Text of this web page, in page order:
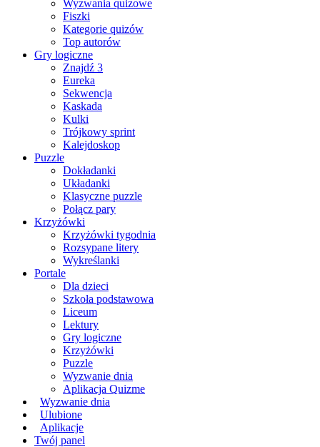
Wyzwania quizowe
Fiszki
Kategorie quizów
Top autorów
Gry logiczne
Znajdź 3
Eureka
Sekwencja
Kaskada
Kulki
Trójkowy sprint
Kalejdoskop
Puzzle
Dokładanki
Układanki
Klasyczne puzzle
Połącz pary
Krzyżówki
Krzyżówki tygodnia
Rozsypane litery
Wykreślanki
Portale
Dla dzieci
Szkoła podstawowa
Liceum
Lektury
Gry logiczne
Krzyżówki
Puzzle
Wyzwanie dnia
Aplikacja Quizme
Wyzwanie dnia
Ulubione
Aplikacje
Twój panel